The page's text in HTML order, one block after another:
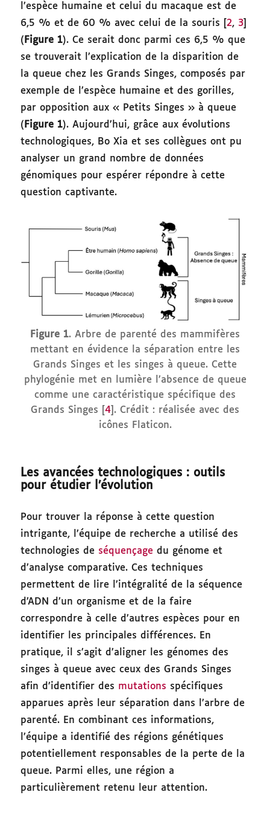
l’espèce humaine et celui du macaque est de
6,5 % et de 60 % avec celui de la souris [ 2, 3
( Figure 1). Ce serait donc parmi ces 6,5 % que
se trouverait l’explication de la disparition de
la queue chez les Grands Singes, composés par
exemple de l’espèce humaine et des gorilles,
par opposition aux « Petits Singes » à queue
( Figure 1). Aujourd’hui, grâce aux évolutions
technologiques, Bo Xia et ses collègues ont pu
analyser un grand nombre de données
génomiques pour espérer répondre à cette
question captivante.
Figure 1. Arbre de parenté des mammifères
mettant en évidence la séparation entre les
Grands Singes et les singes à queue. Cette
phylogénie met en lumière l’absence de queue
comme une caractéristique spécifique des
Grands Singes [ 4 ]. Crédit : réalisée avec des
icônes Flaticon.
Les avancées technologiques : outils
pour étudier l’évolution
Pour trouver la réponse à cette question
intrigante, l’équipe de recherche a utilisé des
technologies de séquençage du génome et
d’analyse comparative. Ces techniques
permettent de lire l’intégralité de la séquence
d’ADN d’un organisme et de la faire
correspondre à celle d’autres espèces pour en
identifier les principales différences. En
pratique, il s’agit d’aligner les génomes des
singes à queue avec ceux des Grands Singes
afin d’identifier des mutations spécifiques
apparues après leur séparation dans l’arbre de
parenté. En combinant ces informations,
l’équipe a identifié des régions génétiques
potentiellement responsables de la perte de la
queue. Parmi elles, une région a
particulièrement retenu leur attention.